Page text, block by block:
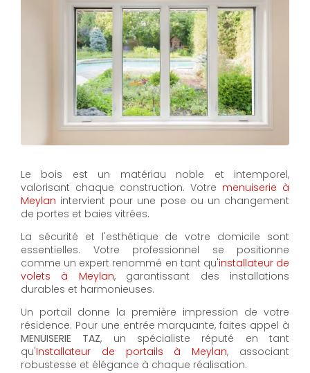
Le bois est un matériau noble et intemporel,
valorisant chaque construction. Votre menuiserie à
Meylan intervient pour une pose ou un changement
de portes et baies vitrées.
La sécurité et l'esthétique de votre domicile sont
essentielles. Votre professionnel se positionne
comme un expert renommé en tant qu'installateur de
volets à Meylan, garantissant des installations
durables et harmonieuses.
Un portail donne la première impression de votre
résidence. Pour une entrée marquante, faites appel à
MENUISERIE TAZ, un spécialiste réputé en tant
qu'Installateur de portails à Meylan, associant
robustesse et élégance à chaque réalisation.